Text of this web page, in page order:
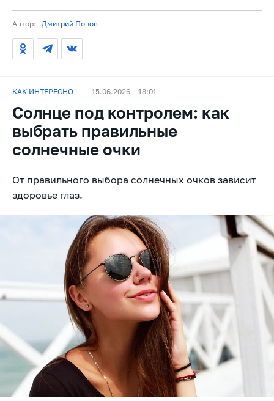
Автор: Дмитрий Попов
КАК ИНТЕРЕСНО 15.06.2026 18:01
Солнце под контролем: как
выбрать правильные
солнечные очки
От правильного выбора солнечных очков зависит
здоровье глаз.